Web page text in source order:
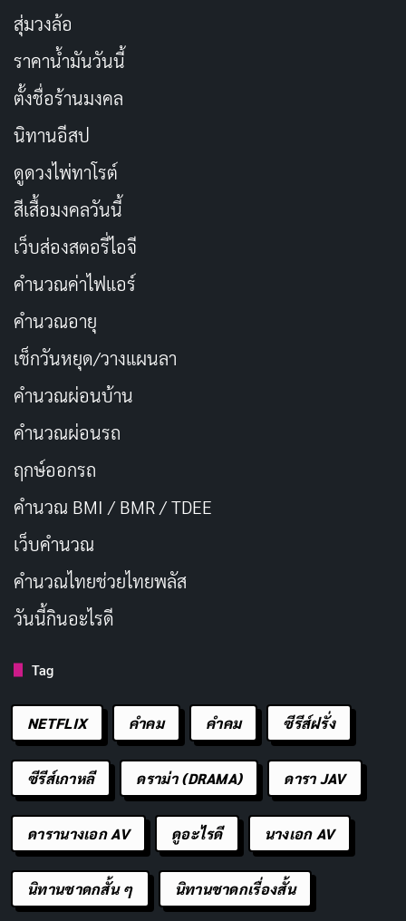
สุ่มวงล้อ
ราคาน้ำมันวันนี้
ตั้งชื่อร้านมงคล
นิทานอีสป
ดูดวงไพ่ทาโรต์
สีเสื้อมงคลวันนี้
เว็บส่องสตอรี่ไอจี
คำนวณค่าไฟแอร์
คำนวณอายุ
เช็กวันหยุด/วางแผนลา
คำนวณผ่อนบ้าน
คำนวณผ่อนรถ
ฤกษ์ออกรถ
คำนวณ BMI / BMR / TDEE
เว็บคํานวณ
คํานวณไทยช่วยไทยพลัส
วันนี้กินอะไรดี
Tag
NETFLIX คำคม คําคม ซีรีส์ฝรั่ง
ซีรีส์เกาหลี ดราม่า (DRAMA) ดารา JAV
ดารานางเอก AV ดูอะไรดี นางเอก AV
นิทานชาดกสั้น ๆ นิทานชาดกเรื่องสั้น